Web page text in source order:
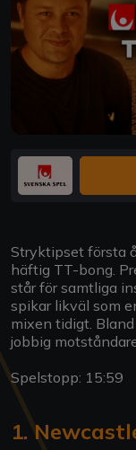
Stryktipset första
häftig TT-bong.
står för samtliga
spikar likväl som
mixen tidigt.
jobbig
Spelstopp: 15:59
1.